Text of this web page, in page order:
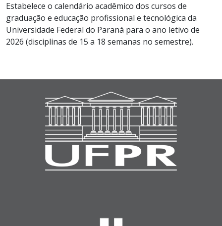
Estabelece o calendário acadêmico dos cursos de
graduação e educação profissional e tecnológica da
Universidade Federal do Paraná para o ano letivo de
2026 (disciplinas de 15 a 18 semanas no semestre).